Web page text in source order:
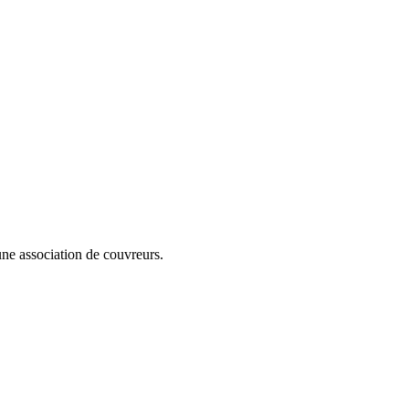
association de couvreurs.